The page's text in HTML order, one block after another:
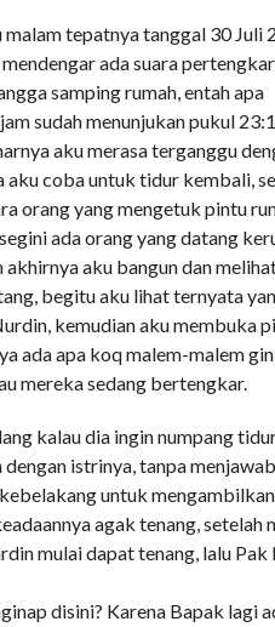
tepatnya tanggal 30 Juli
ada suara
samping rumah, entah apa
sudah menunjukan pukul
aku merasa terganggu
aku coba untuk tidur kembali,
orang yang mengetuk pintu
ada orang yang datang
aku bangun dan
begitu aku lihat ternyata
kemudian aku membuka
ada apa koq malem-malem
mereka sedang bertengkar.
kalau dia ingin numpang
istrinya, tanpa menjawab
untuk
agak tenang, setelah
mulai dapat tenang, lalu Pak
disini? Karena Bapak lagi